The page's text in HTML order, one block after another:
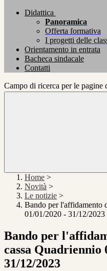
Didattica
Panoramica
Offerta formativa
I progetti delle
Orientamento in entrata
Bacheca sindacale
Contatti
Campo di ricerca per le pagine
Home >
Novità >
Le notizie >
Bando per l'affidamento
01/01/2020 - 31/12/2023
Bando per
cassa Quadriennio
31/12/2023